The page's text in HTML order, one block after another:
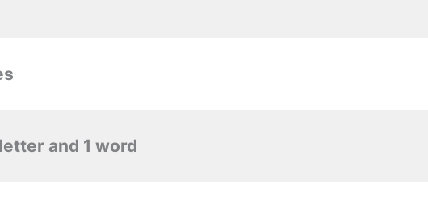
and 1 word